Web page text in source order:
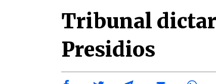
Tribunal
Presidios